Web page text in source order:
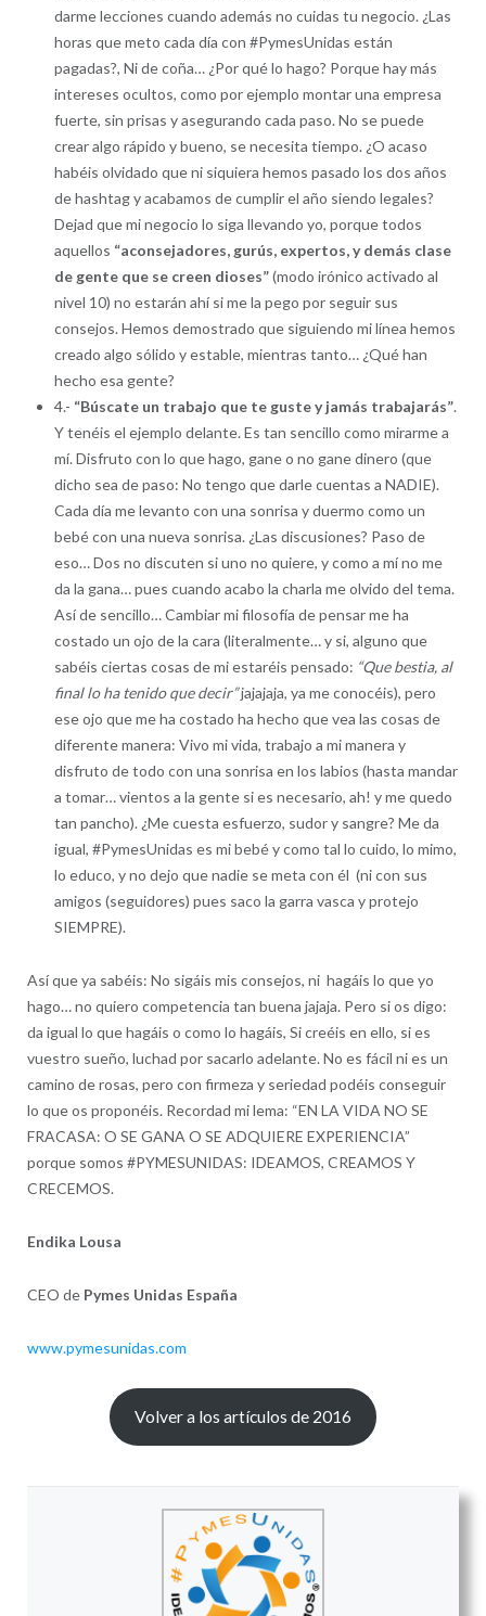
darme lecciones cuando además no cuidas tu negocio. ¿Las
horas que meto cada día con #PymesUnidas están
pagadas?, Ni de coña… ¿Por qué lo hago? Porque hay más
intereses ocultos, como por ejemplo montar una empresa
fuerte, sin prisas y asegurando cada paso. No se puede
crear algo rápido y bueno, se necesita tiempo. ¿O acaso
habéis olvidado que ni siquiera hemos pasado los dos años
de hashtag y acabamos de cumplir el año siendo legales?
Dejad que mi negocio lo siga llevando yo, porque todos
aquellos “aconsejadores, gurús, expertos, y demás clase
de gente que se creen dioses”(modo irónico activado al
nivel 10) no estarán ahí si me la pego por seguir sus
consejos. Hemos demostrado que siguiendo mi línea hemos
creado algo sólido y estable, mientras tanto… ¿Qué han
hecho esa gente?
4.- “Búscate un trabajo que te guste y jamás trabajarás”.
Y tenéis el ejemplo delante. Es tan sencillo como mirarme a
mí. Disfruto con lo que hago, gane o no gane dinero (que
dicho sea de paso: No tengo que darle cuentas a NADIE).
Cada día me levanto con una sonrisa y duermo como un
bebé con una nueva sonrisa. ¿Las discusiones? Paso de
eso… Dos no discuten si uno no quiere, y como a mí no me
da la gana… pues cuando acabo la charla me olvido del tema.
Así de sencillo… Cambiar mi filosofía de pensar me ha
costado un ojo de la cara (literalmente… y si, alguno que
sabéis ciertas cosas de mi estaréis pensado: “Que bestia, al
final lo ha tenido que decir”jajajaja, ya me conocéis), pero
ese ojo que me ha costado ha hecho que vea las cosas de
diferente manera: Vivo mi vida, trabajo a mi manera y
disfruto de todo con una sonrisa en los labios (hasta mandar
a tomar… vientos a la gente si es necesario, ah! y me quedo
tan pancho). ¿Me cuesta esfuerzo, sudor y sangre? Me da
igual, #PymesUnidas es mi bebé y como tal lo cuido, lo mimo,
lo educo, y no dejo que nadie se meta con él (ni con sus
amigos (seguidores) pues saco la garra vasca y protejo
SIEMPRE).
Así que ya sabéis: No sigáis mis consejos, ni hagáis lo que yo
hago… no quiero competencia tan buena jajaja. Pero si os digo:
da igual lo que hagáis o como lo hagáis, Si creéis en ello, si es
vuestro sueño, luchad por sacarlo adelante. No es fácil ni es un
camino de rosas, pero con firmeza y seriedad podéis conseguir
lo que os proponéis. Recordad mi lema: “EN LA VIDA NO SE
FRACASA: O SE GANA O SE ADQUIERE EXPERIENCIA”
porque somos #PYMESUNIDAS: IDEAMOS, CREAMOS Y
CRECEMOS.
Endika Lousa
CEO de Pymes Unidas España
www.pymesunidas.com
Volver a los artículos de 2016